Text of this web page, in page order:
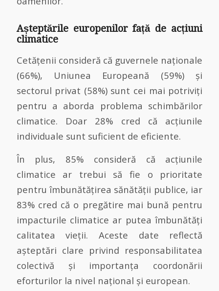
Așteptările europenilor față de acțiuni
climatice
Cetățenii consideră că guvernele naționale
(66%), Uniunea Europeană (59%) și
sectorul privat (58%) sunt cei mai potriviți
pentru a aborda problema schimbărilor
climatice. Doar 28% cred că acțiunile
individuale sunt suficient de eficiente.
În plus, 85% consideră că acțiunile
climatice ar trebui să fie o prioritate
pentru îmbunătățirea sănătății publice, iar
83% cred că o pregătire mai bună pentru
impacturile climatice ar putea îmbunătăți
calitatea vieții. Aceste date reflectă
așteptări clare privind responsabilitatea
colectivă și importanța coordonării
eforturilor la nivel național și european.